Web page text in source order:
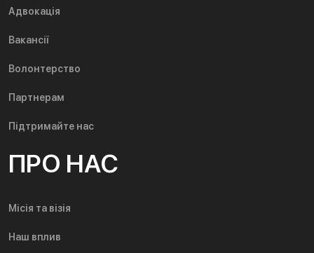
Адвокація
Вакансії
Волонтерство
Партнерам
Підтримайте нас
ПРО НАС
Місія та візія
Наш вплив